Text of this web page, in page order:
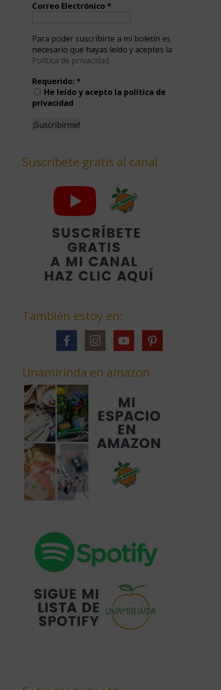
Correo Electrónico*
Para poder suscribirte a mi boletín es
necesario que hayas leído y aceptes la
Política de privacidad
Requerido:*
He leído y acepto la política de
privacidad
Suscríbete gratis al canal
También estoy en:
Unamirinda en amazon